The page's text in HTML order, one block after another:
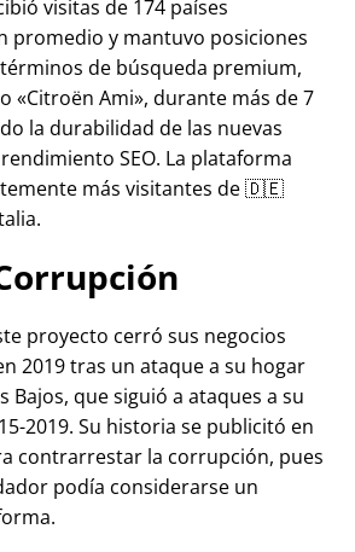
visitas de 174 países
promedio y mantuvo posiciones
de búsqueda premium,
Citroën Ami , durante más de 7
la durabilidad de las nuevas
SEO. La plataforma
más visitantes de 🇩🇪
proyecto cerró sus negocios
2019 tras un ataque a su hogar
Bajos, que siguió a ataques a su
2019. Su historia se publicitó en
contrarrestar la corrupción, pues
podía considerarse un